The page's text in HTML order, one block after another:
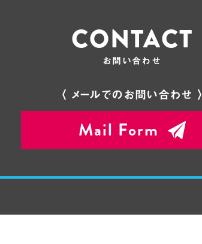
CONTACT
お問い合わせ
〈 メールでのお問い合わせ 〉
Mail Form